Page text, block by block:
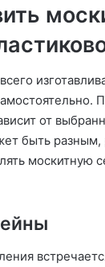
от
быть разным,
москитную